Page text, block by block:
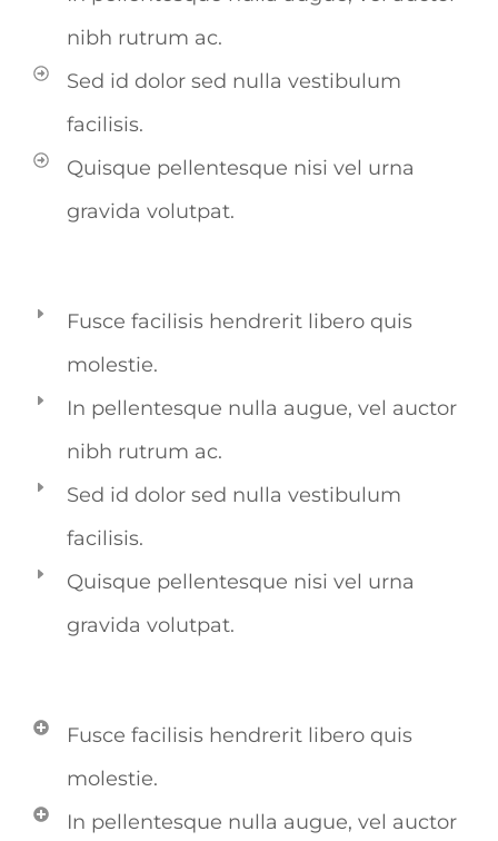
nibh rutrum ac.
Sed id dolor sed nulla vestibulum
facilisis.
Quisque pellentesque nisi vel urna
gravida volutpat.
Fusce facilisis hendrerit libero quis
molestie.
In pellentesque nulla augue, vel auctor
nibh rutrum ac.
Sed id dolor sed nulla vestibulum
facilisis.
Quisque pellentesque nisi vel urna
gravida volutpat.
Fusce facilisis hendrerit libero quis
molestie.
In pellentesque nulla augue, vel auctor